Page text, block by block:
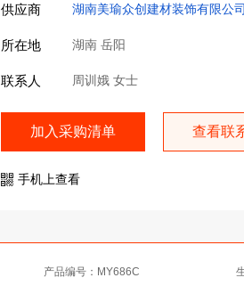
供应商 湖南美瑜众创建材装饰有限公司
所在地 湖南 岳阳
联系人 周训娥 女士
加入采购清单 查看联
手机上查看
产品编号：MY686C